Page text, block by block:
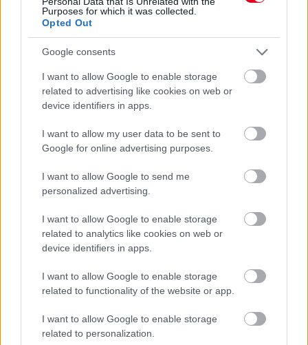
Purposes for which it was collected.
Opted Out
Google consents
I want to allow Google to enable storage
related to advertising like cookies on web or
device identifiers in apps.
I want to allow my user data to be sent to
Google for online advertising purposes.
I want to allow Google to send me
personalized advertising.
I want to allow Google to enable storage
related to analytics like cookies on web or
device identifiers in apps.
I want to allow Google to enable storage
related to functionality of the website or app.
I want to allow Google to enable storage
related to personalization.
Kövess minket a Facebookon
Parc Fermé
17 órája
IndyCar: Palou nyert Portlandben, már 100 pont fölött az
előnye